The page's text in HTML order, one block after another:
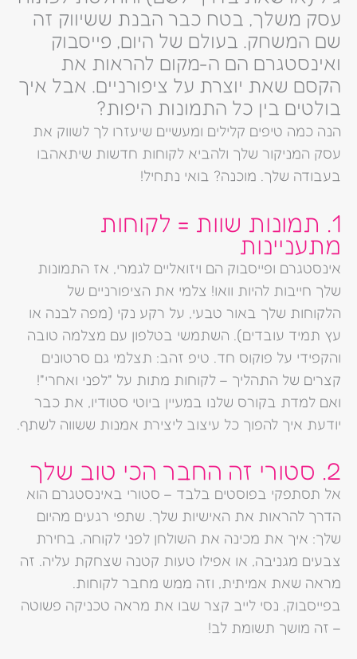
עסק משלך, בטח כבר הבנת ששיווק זה
שם המשחק. בעולם של היום, פייסבוק
ואינסטגרם הם ה-מקום להראות את
הקסם שאת יוצרת על ציפורניים. אבל איך
בולטים בין כל התמונות היפות?
הנה כמה טיפים קלילים ומעשיים שיעזרו לך לשווק את
עסק המניקור שלך ולהביא לקוחות חדשות שיתאהבו
בעבודה שלך. מוכנה? בואי נתחיל!
1. תמונות שוות = לקוחות
מתעניינות
אינסטגרם ופייסבוק הם ויזואליים לגמרי, אז התמונות
שלך חייבות להיות וואו! צלמי את הציפורניים של
הלקוחות שלך באור טבעי, על רקע נקי (מפה לבנה או
עץ תמיד עובדים). השתמשי בטלפון עם מצלמה טובה
והקפידי על פוקוס חד. טיפ זהב: תצלמי גם סרטונים
קצרים של התהליך – לקוחות מתות על "לפני ואחרי"!
ואם למדת בקורס שלנו במעיין ביוטי סטודיו, את כבר
יודעת איך להפוך כל עיצוב ליצירת אמנות ששווה לשתף.
2. סטורי זה החבר הכי טוב שלך
אל תסתפקי בפוסטים בלבד – סטורי באינסטגרם הוא
הדרך להראות את האישיות שלך. שתפי רגעים מהיום
שלך: איך את מכינה את השולחן לפני לקוחה, בחירת
צבעים מגניבה, או אפילו טעות קטנה שצחקת עליה. זה
מראה שאת אמיתית, וזה ממש מחבר לקוחות.
בפייסבוק, נסי לייב קצר שבו את מראה טכניקה פשוטה
– זה מושך תשומת לב!